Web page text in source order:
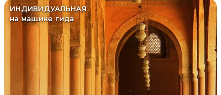
ИНДИВИДУАЛЬНАЯ
на машине гида